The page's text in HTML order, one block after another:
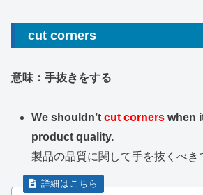
cut corners
意味：手抜きをする
We shouldn’tcut corners when
product quality.
製品の品質に関して手を抜くべき